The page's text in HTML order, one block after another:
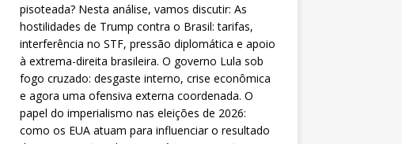
pisoteada? Nesta análise, vamos discutir: As
hostilidades de Trump contra o Brasil: tarifas,
interferência no STF, pressão diplomática e apoio
à extrema-direita brasileira. O governo Lula sob
fogo cruzado: desgaste interno, crise econômica
e agora uma ofensiva externa coordenada. O
papel do imperialismo nas eleições de 2026:
como os EUA atuam para influenciar o resultado